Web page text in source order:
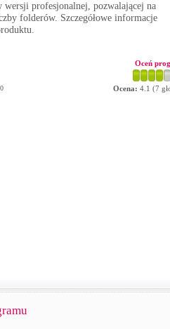
profesjonalnej, pozwalającej na
folderów. Szczegółowe informacje
Oceń
Ocena: 4.1 (7